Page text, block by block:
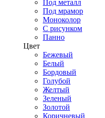
Под металл
Под мрамор
Моноколор
С рисунком
Панно
Цвет
Бежевый
Белый
Бордовый
Голубой
Желтый
Зеленый
Золотой
Коричневый